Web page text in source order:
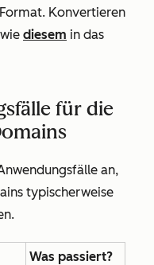
Konvertieren
diesem in das
für die
an,
typischerweise
Was passiert?